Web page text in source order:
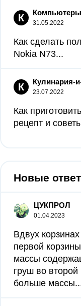
К 31.05.2022
Как сделать
Nokia N73...
К Кулинария-
23.07.2022
Как
рецепт и
Новые
ЦУКПРОЛ
01.04.2023
Вдвух
первой
массы
груш во второй
больше